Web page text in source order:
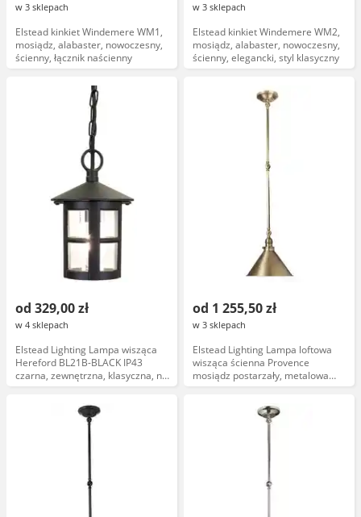
w 3 sklepach
Elstead kinkiet Windemere WM1,
mosiądz, alabaster, nowoczesny,
ścienny, łącznik naścienny
w 3 sklepach
Elstead kinkiet Windemere WM2,
mosiądz, alabaster, nowoczesny,
ścienny, elegancki, styl klasyczny
od 329,00 zł
w 4 sklepach
Elstead Lighting Lampa wisząca
Hereford BL21B-BLACK IP43
czarna, zewnętrzna, klasyczna, na
łańcuchu
od 1 255,50 zł
w 3 sklepach
Elstead Lighting Lampa loftowa
wisząca ścienna Provence
mosiądz postarzały, metalowa
oprawa industrialna, łącznik